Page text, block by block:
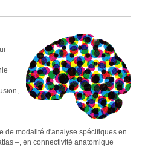
de modalité d'analyse spécifiques en
–, en connectivité anatomique